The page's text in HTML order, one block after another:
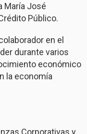
María José
Público.
en el
durante varios
económico
la economía
Corporativas y